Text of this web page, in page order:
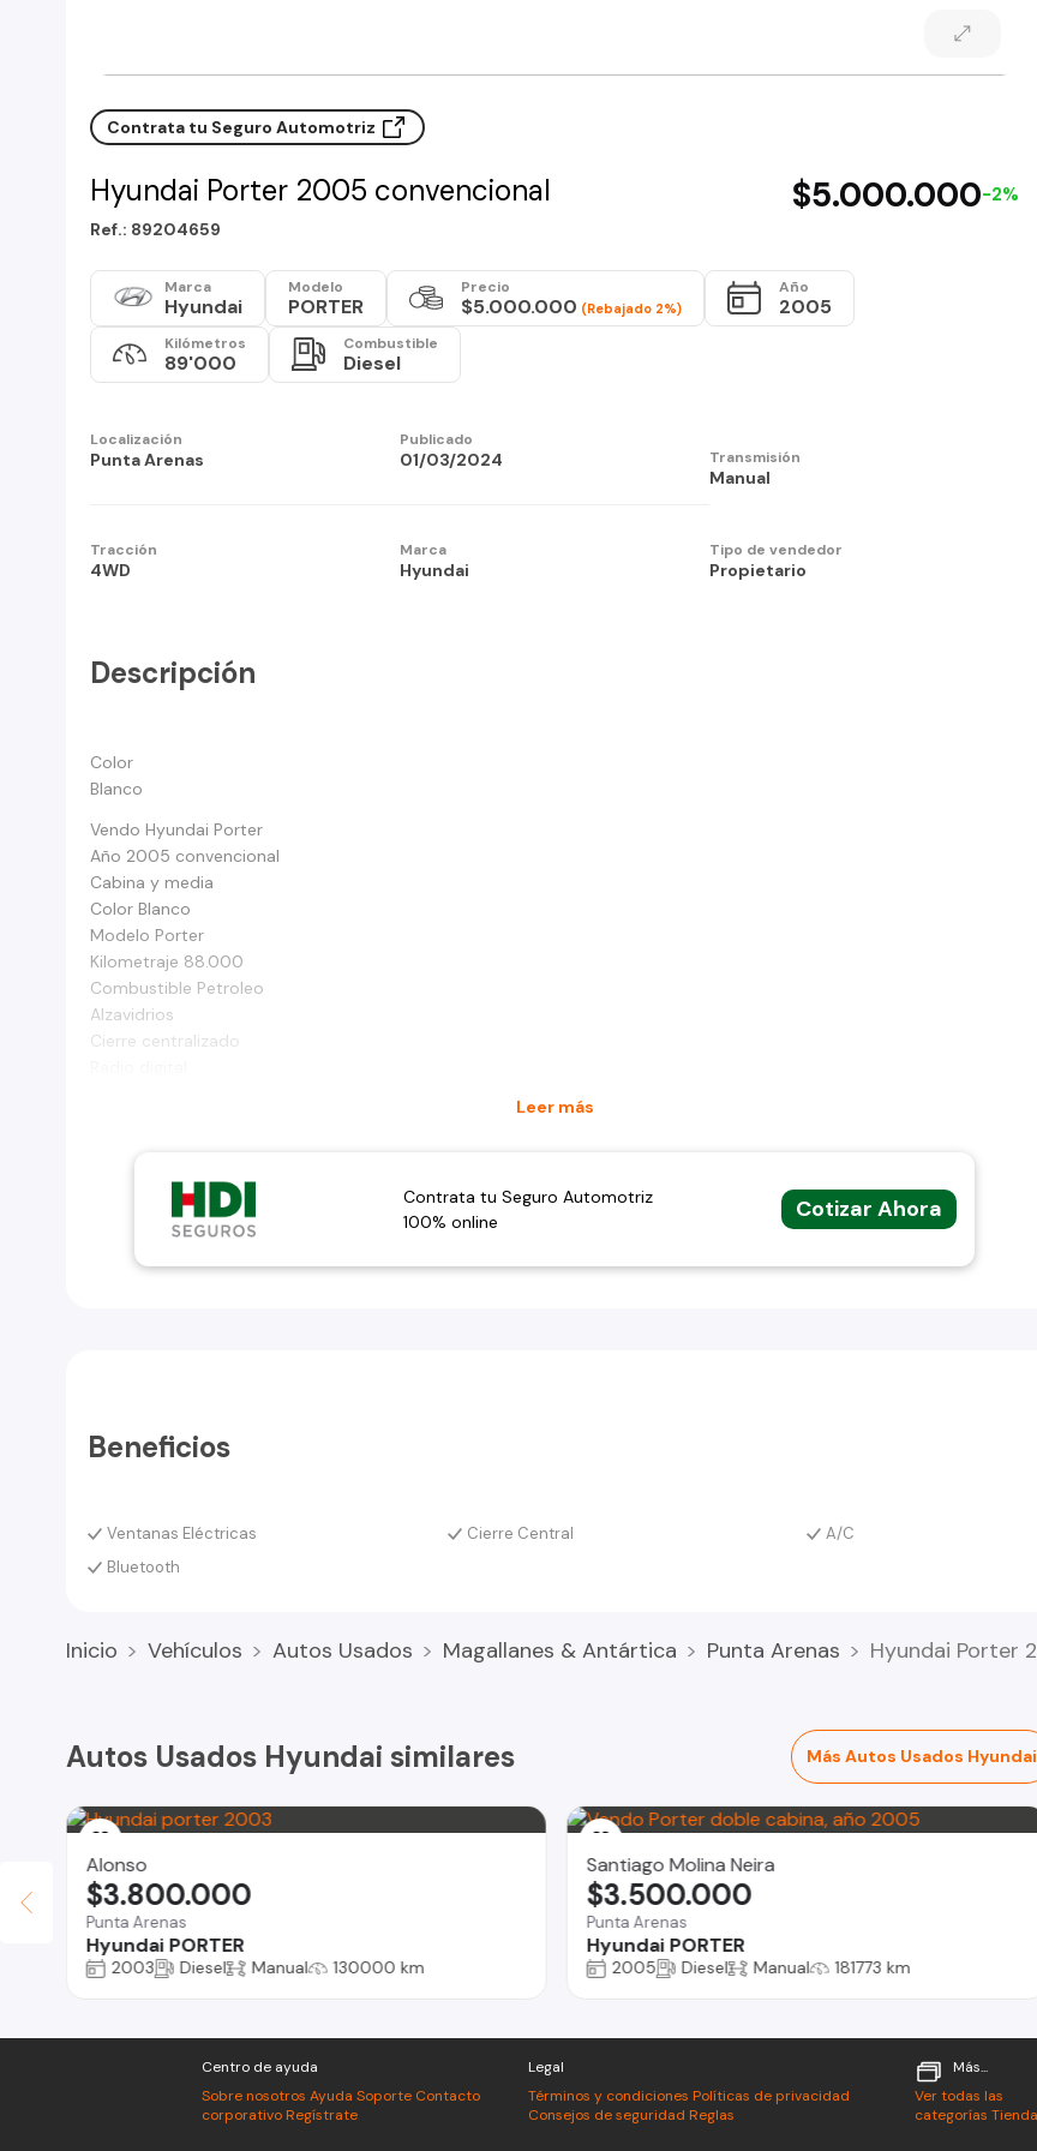
Contrata tu Seguro Automotriz
Hyundai Porter 2005 convencional $5.000.000-2%
Ref.: 89204659
Marca
Hyundai
Modelo
PORTER
Precio
$5.000.000 (Rebajado 2%)
Año
2005
Kilómetros
89'000
Combustible
Diesel
Localización
Punta Arenas
Publicado
01/03/2024 Transmisión
Manual
Tracción
4WD
Marca
Hyundai
Tipo de vendedor
Propietario
Descripción
Color
Blanco
Vendo Hyundai Porter
Año 2005 convencional
Cabina y media
Color Blanco
Modelo Porter
Kilometraje 88.000
Combustible Petroleo
Alzavidrios
Cierre centralizado
Leer más
Contrata tu Seguro Automotriz
100% online
Cotizar Ahora
Beneficios
Ventanas Eléctricas Cierre Central A/C
Bluetooth
Inicio Vehículos Autos Usados Magallanes & Antártica Punta Arenas Hyundai Porter
Autos Usados Hyundai similares Más Autos Usados Hyundai
Alonso
Punta Arenas
Hyundai PORTER
$3.800.000
2003 Diesel Manual 130000 km
Santiago Molina Neira
Punta Arenas
Hyundai PORTER
$3.500.000
2005 Diesel Manual 181773 km
Centro de ayuda
Sobre nosotros Ayuda Soporte Contacto
corporativo Regístrate
Legal
Términos y condiciones Políticas de privacidad
Consejos de seguridad Reglas
Más...
Ver todas las
categorías